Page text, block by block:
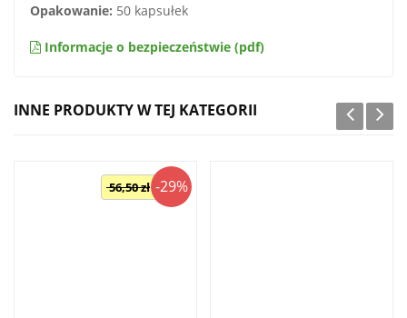
Opakowanie: 50 kapsułek
Informacje o bezpieczeństwie (pdf)
INNE PRODUKTY W TEJ KATEGORII
-29%
56,50 zł